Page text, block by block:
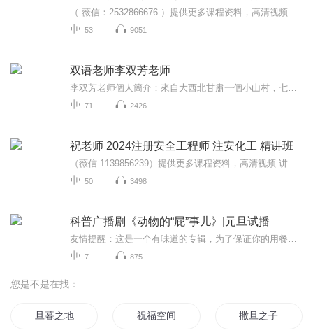
53 9051
双语老师李双芳老师
71 2426
祝老师 2024注册安全工程师 注安化工 精讲班
50 3498
科普广播剧《动物的“屁”事儿》|元旦试播
7 875
您是不是在找：
旦暮之地 祝福空间 撒旦之子